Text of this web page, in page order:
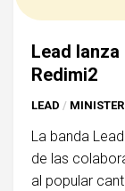
Lead
Redimi2
LEAD /
La banda
de las
al popular